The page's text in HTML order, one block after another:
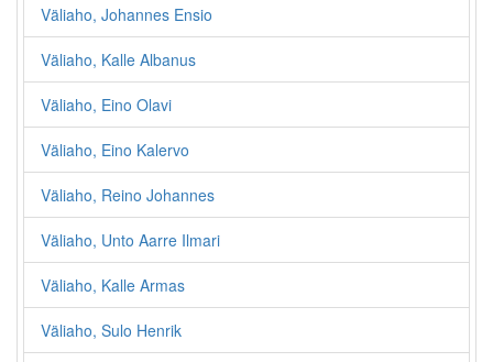
Väliaho, Johannes Ensio
Väliaho, Kalle Albanus
Väliaho, Eino Olavi
Väliaho, Eino Kalervo
Väliaho, Reino Johannes
Väliaho, Unto Aarre Ilmari
Väliaho, Kalle Armas
Väliaho, Sulo Henrik